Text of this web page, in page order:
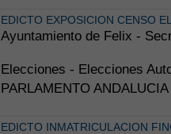
EDICTO EXPOSICION CENSO
Ayuntamiento de Felix -
Elecciones - Elecciones
PARLAMENTO
EDICTO INMATRICULACION